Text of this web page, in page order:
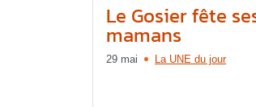
Le Gosier fête
mamans
29 mai La UNE du jour